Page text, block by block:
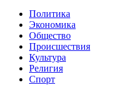
Политика
Экономика
Общество
Происшествия
Культура
Религия
Спорт